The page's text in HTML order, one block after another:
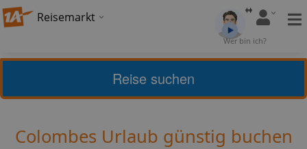
Reisemarkt
Wer bin ich?
Frankreich Colombes
4,12(25) Bewerten
Colombes Urlaub günstig buchen
Reise suchen